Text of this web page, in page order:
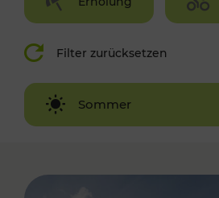
Filter zurücksetzen
Sommer
Winter